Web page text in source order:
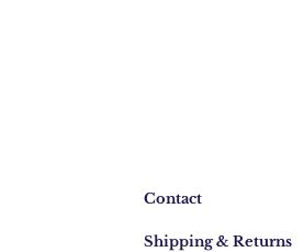
Contact
Shipping & Returns